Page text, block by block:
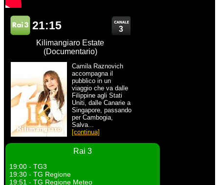
21:15
3
Kilimangiaro Estate
(Documentario)
Camila Raznovich
accompagna il
pubblico in un
viaggio che va dalle
Filippine agli Stati
Uniti, dalle Canarie a
Singapore, passando
per Cambogia,
Salva...
[continua]
Rai 3
19:00 - TG3
19:30 - TG Regione
19:51 - TG Regione Meteo